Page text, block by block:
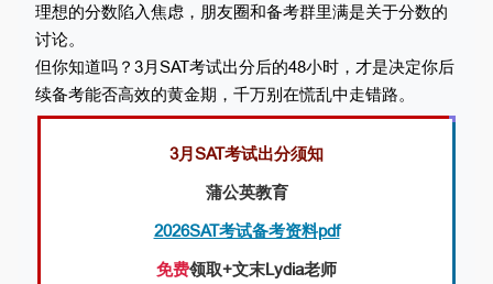
理想的分数陷入焦虑，朋友圈和备考群里满是关于分数的
讨论。
但你知道吗？3月SAT考试出分后的48小时，才是决定你后
续备考能否高效的黄金期，千万别在慌乱中走错路。
3月SAT考试出分须知
蒲公英教育
2026SAT考试备考资料pdf
免费领取+文末Lydia老师